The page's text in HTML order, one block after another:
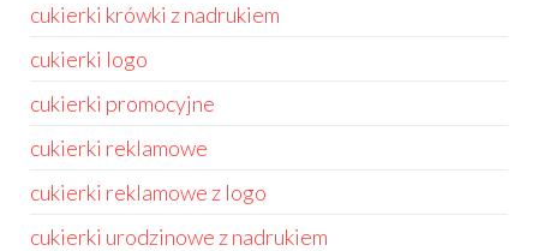
cukierki krówki z nadrukiem
cukierki logo
cukierki promocyjne
cukierki reklamowe
cukierki reklamowe z logo
cukierki urodzinowe z nadrukiem